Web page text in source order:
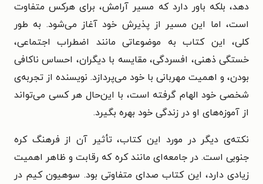
دهد، بلکه باور دارد که مسیر آرامش، برای هرکس متفاوت
است، اما این مسیر از پذیرش خود آغاز می‌شود. به طور
کلی، این کتاب به موضوعاتی مانند اضطراب اجتماعی،
خستگی ذهنی، افسردگی، مقایسه با دیگران، احساس ناکافی
بودن، و اهمیت مهربانی با خود می‌پردازد. نویسنده از تجربه‌ی
شخصی خود الهام گرفته است، با این‌حال هر کسی می‌تواند
از آموزه‌های او در زندگی خود بهره بگیرد.
نکته‌ی دیگر در مورد این کتاب، تأثیر آن از فرهنگ کره
جنوبی است. در جامعه‌ای مانند کره که رقابت و ظاهر اهمیت
زیادی دارد، این کتاب صدای متفاوتی بود. سوهیون کیم در